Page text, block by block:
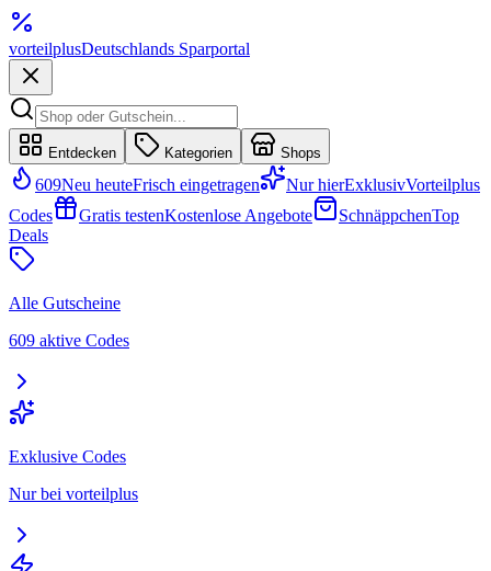
vorteilplusDeutschlands Sparportal
Entdecken Kategorien Shops
609Neu heuteFrisch eingetragen Nur hierExklusivVorteilplus
Codes
Gratis testenKostenlose Angebote SchnäppchenTop
Deals
Alle Gutscheine
609 aktive Codes
Exklusive Codes
Nur bei vorteilplus